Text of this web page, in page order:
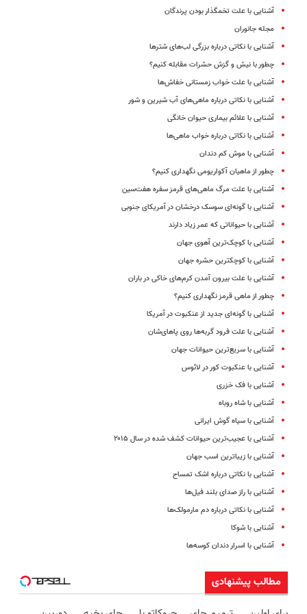
آشنایی با علت تخمگذار بودن پرندگان
مجله جانوران
آشنایی با نکاتی درباره بزرگی لب‌های شترها
چطور با نیش و گزش حشرات مقابله کنیم؟
آشنایی با علت خواب زمستانی خفاش‌ها
آشنایی با نکاتی درباره ماهی‌های آب شیرین و شور
آشنایی با علائم بیماری حیوان خانگی
آشنایی با نکاتی درباره خواب ماهی‌ها
آشنایی با موش کم دندان
چطور از ماهیان آکواریومی نگهداری کنیم؟
آشنایی با علت مرگ ماهی‌های قرمز سفره هفت‌سین
آشنایی با گونه‌ای سوسک درخشان در آمریکای جنوبی
آشنایی با حیواناتی که عمر زیاد دارند
آشنایی با کوچک‌ترین آهوی جهان
آشنایی با کوچکترین حشره جهان
آشنایی با علت بیرون آمدن کرم‌های خاکی در باران
چطور از ماهی قرمز نگهداری کنیم؟
آشنایی با گونه‌ای جدید از عنکبوت در آمریکا
آشنایی با علت فرود گربه‌ها روی پاهای‌شان
آشنایی با سریع‌ترین حیوانات جهان
آشنایی با عنکبوت کور در لائوس
آشنایی با فک خزری
آشنایی با شاه روباه
آشنایی با سیاه گوش ایرانی
آشنایی با عجیب‌ترین حیوانات کشف شده در سال ۲۰۱۵
آشنایی با زیباترین اسب‌ جهان
آشنایی با نکاتی درباره اشک تمساح
آشنایی با راز صدای بلند فیل‌ها
آشنایی با نکاتی درباره دم مارمولک‌ها
آشنایی با شوکا
آشنایی با اسرار دندان کوسه‌ها
مطالب پیشنهادی